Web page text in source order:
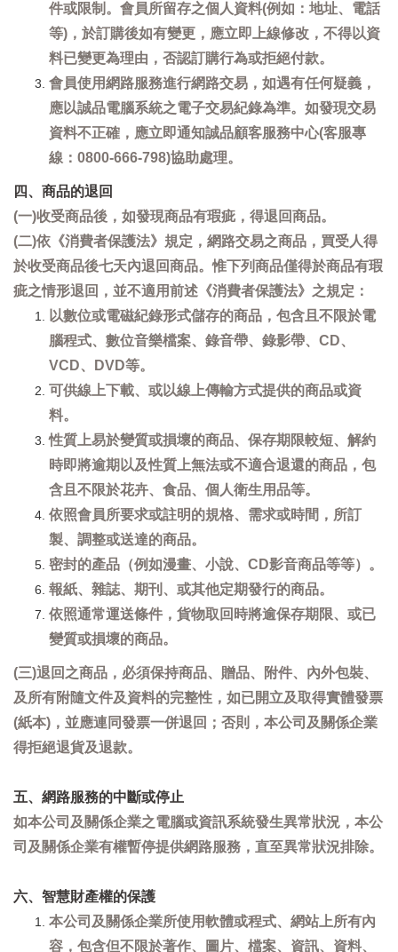
件或限制。會員所留存之個人資料(例如：地址、電話
等)，於訂購後如有變更，應立即上線修改，不得以資
料已變更為理由，否認訂購行為或拒絕付款。
會員使用網路服務進行網路交易，如遇有任何疑義，
應以誠品電腦系統之電子交易紀錄為準。如發現交易
資料不正確，應立即通知誠品顧客服務中心(客服專
線：0800-666-798)協助處理。
四、商品的退回
(一)收受商品後，如發現商品有瑕疵，得退回商品。
(二)依《消費者保護法》規定，網路交易之商品，買受人得
於收受商品後七天內退回商品。惟下列商品僅得於商品有瑕
疵之情形退回，並不適用前述《消費者保護法》之規定：
以數位或電磁紀錄形式儲存的商品，包含且不限於電
腦程式、數位音樂檔案、錄音帶、錄影帶、CD、
VCD、DVD等。
可供線上下載、或以線上傳輸方式提供的商品或資
料。
性質上易於變質或損壞的商品、保存期限較短、解約
時即將逾期以及性質上無法或不適合退還的商品，包
含且不限於花卉、食品、個人衛生用品等。
依照會員所要求或註明的規格、需求或時間，所訂
製、調整或送達的商品。
密封的產品（例如漫畫、小說、CD影音商品等等）。
報紙、雜誌、期刊、或其他定期發行的商品。
依照通常運送條件，貨物取回時將逾保存期限、或已
變質或損壞的商品。
(三)退回之商品，必須保持商品、贈品、附件、內外包裝、
及所有附隨文件及資料的完整性，如已開立及取得實體發票
(紙本)，並應連同發票一併退回；否則，本公司及關係企業
得拒絕退貨及退款。
五、網路服務的中斷或停止
如本公司及關係企業之電腦或資訊系統發生異常狀況，本公
司及關係企業有權暫停提供網路服務，直至異常狀況排除。
六、智慧財產權的保護
本公司及關係企業所使用軟體或程式、網站上所有內
容，包含但不限於著作、圖片、檔案、資訊、資料、